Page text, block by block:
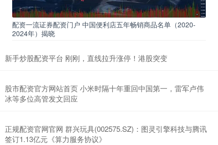
配资一流证券配资门户 中国便利店五年畅销商品名单（2020-
2024年）揭晓
新手炒股配资平台 刚刚，直线拉升涨停！港股突变
股市配资官方网站首页 小米时隔十年重回中国第一，雷军卢伟
冰等多位高管发文回应
正规配资官网官网 群兴玩具(002575.SZ)：图灵引擎科技与腾讯
签订1.13亿元《算力服务协议》